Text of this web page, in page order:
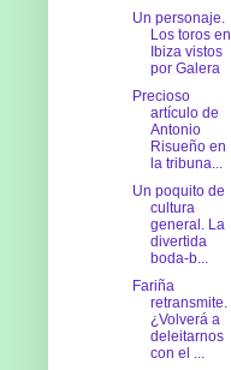
Un personaje.
Los toros en
Ibiza vistos
por Galera
Precioso
artículo de
Antonio
Risueño en
la tribuna...
Un poquito de
cultura
general. La
divertida
boda-b...
Fariña
retransmite.
¿Volverá a
deleitarnos
con el ...